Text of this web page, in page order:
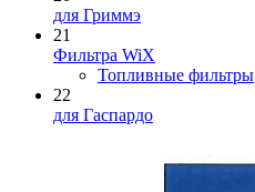
для Гриммэ
21
Фильтра WiX
Топливные фильтры
22
для Гаспардо